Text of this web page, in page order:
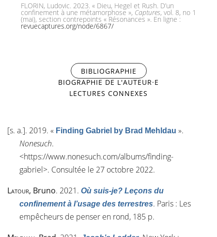
FLORIN, Ludovic. 2023. « Dieu, Hegel et Rush. D’un
confinement à une métamorphose », Captures, vol. 8, no 1
(mai), section contrepoints « Résonances ». En ligne :
revuecaptures.org/node/6867/
BIBLIOGRAPHIE (ONGLET ACTIF)
BIOGRAPHIE DE L'AUTEUR·E
LECTURES CONNEXES
[s. a.]. 2019. « Finding Gabriel by Brad Mehldau ».
Nonesuch.
<https://www.nonesuch.com/albums/finding-
gabriel>. Consultée le 27 octobre 2022.
Latour, Bruno. 2021. Où suis-je? Leçons du
confinement à l’usage des terrestres. Paris : Les
empêcheurs de penser en rond, 185 p.